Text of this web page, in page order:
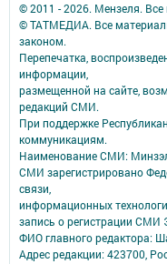
© 2011 - 2026. Мензеля.
© ТАТМЕДИА. Все
законом.
Перепечатка,
информации,
размещенной на сайте,
редакций СМИ.
При поддержке
коммуникациям.
Наименование СМИ:
СМИ зарегистрировано
связи,
информационных
запись о регистрации
ФИО главного редактора:
Адрес редакции: 423700,